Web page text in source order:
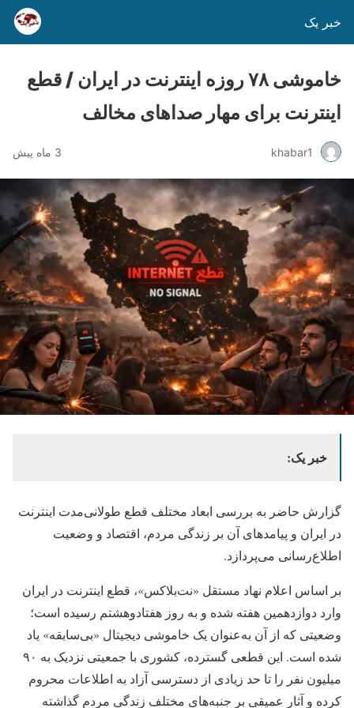
خبر یک
خاموشی ۷۸ روزه اینترنت در ایران / قطع
اینترنت برای مهار صداهای مخالف
khabar1 3 ماه پیش
خبر یک:
گزارش حاضر به بررسی ابعاد مختلف قطع طولانی‌مدت اینترنت
در ایران و پیامدهای آن بر زندگی مردم، اقتصاد و وضعیت
اطلاع‌رسانی می‌پردازد.
بر اساس اعلام نهاد مستقل «نت‌بلاکس»، قطع اینترنت در ایران
وارد دوازدهمین هفته شده و به روز هفتادوهشتم رسیده است؛
وضعیتی که از آن به‌عنوان یک خاموشی دیجیتال «بی‌سابقه» یاد
شده است. این قطعی گسترده، کشوری با جمعیتی نزدیک به ۹۰
میلیون نفر را تا حد زیادی از دسترسی آزاد به اطلاعات محروم
کرده و آثار عمیقی بر جنبه‌های مختلف زندگی مردم گذاشته